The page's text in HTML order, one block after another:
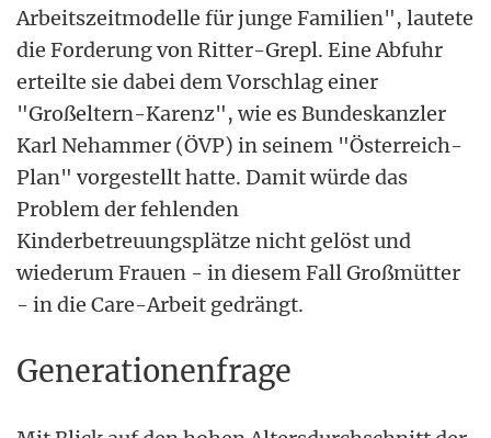
Arbeitszeitmodelle für junge Familien", lautete
die Forderung von Ritter-Grepl. Eine Abfuhr
erteilte sie dabei dem Vorschlag einer
"Großeltern-Karenz", wie es Bundeskanzler
Karl Nehammer (ÖVP) in seinem "Österreich-
Plan" vorgestellt hatte. Damit würde das
Problem der fehlenden
Kinderbetreuungsplätze nicht gelöst und
wiederum Frauen - in diesem Fall Großmütter
- in die Care-Arbeit gedrängt.
Generationenfrage